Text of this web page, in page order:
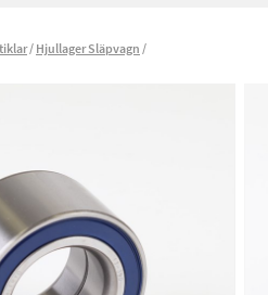
Hjullager Släpvagn